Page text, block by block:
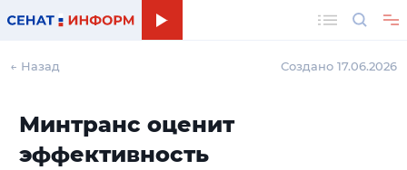
← Назад Создано 17.06.2026
Минтранс оценит
эффективность